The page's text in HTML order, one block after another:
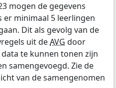
mogen de gegevens
er minimaal 5 leerlingen
Dit als gevolg van de
uit deAVG door
te kunnen tonen zijn
samengevoegd. Zie de
van de samengenomen